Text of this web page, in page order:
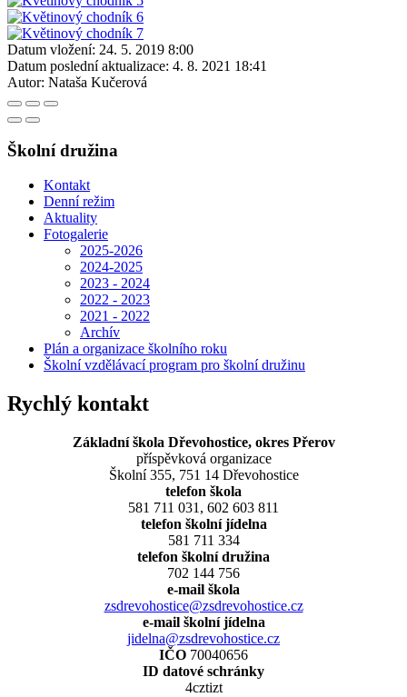
Datum vložení: 24. 5. 2019 8:00
Datum poslední aktualizace: 4. 8. 2021 18:41
Autor: Nataša Kučerová
Školní družina
Kontakt
Denní režim
Aktuality
Fotogalerie
2025-2026
2024-2025
2023 - 2024
2022 - 2023
2021 - 2022
Archív
Plán a organizace školního roku
Školní vzdělávací program pro školní družinu
Rychlý kontakt
Základní škola Dřevohostice, okres Přerov
příspěvková organizace
Školní 355, 751 14 Dřevohostice
telefon škola
581 711 031, 602 603 811
telefon školní jídelna
581 711 334
telefon školní družina
702 144 756
e-mail škola
zsdrevohostice@zsdrevohostice.cz
e-mail školní jídelna
jidelna@zsdrevohostice.cz
IČO 70040656
ID datové schránky
4cztizt